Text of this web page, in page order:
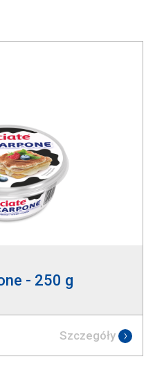
- 250 g
Szczegóły